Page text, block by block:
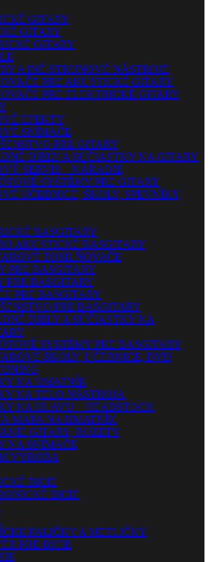
GITARY
GITARY
GITARY
A INÉ STRUNOVÉ NÁSTROJE
PRE AKUSTICKÉ GITARY
PRE ELEKTRICKÉ GITARY
EFEKTY
SNÍMAČE
PRE GITARY
DIELY A SÚČIASTKY NA GITARY
SERVIS – NÁRADIE
SYSTÉMY PRE GITARY
UČEBNICE, ŠKOLY, SPEVNÍKY,
BASGITARY
AKUSTICKÉ BASGITARY
ZOSILŇOVAČE
PRE BASGITARY
PRE BASGITARY
PRE BASGITARY
PRE BASGITARY
DIELY A SÚČIASTKY NA
SYSTÉMY PRE BASGITARY
ŠKOLY, UČEBNICE, DVD
NA HMATNÍK
NA TELO NÁSTROJA
NA HLAVU – HEADSTOCK
MAPA NA HMATNÍK
GITARY, ROZETY
NA SNÍMAČE
VÝROBA
BICIE
BICIE
PALIČKY A METLIČKY
PRE BICIE